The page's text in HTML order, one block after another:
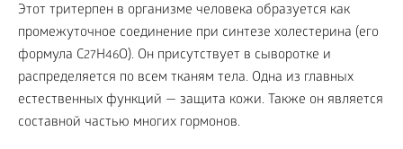
Этот тритерпен в организме человека образуется как
промежуточное соединение при синтезе холестерина (его
формула С27Н46О). Он присутствует в сыворотке и
распределяется по всем тканям тела. Одна из главных
естественных функций — защита кожи. Также он является
составной частью многих гормонов.